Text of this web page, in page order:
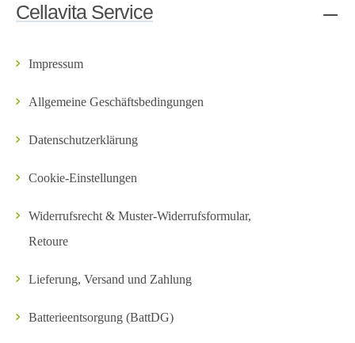
Cellavita Service
Impressum
Allgemeine Geschäftsbedingungen
Datenschutzerklärung
Cookie-Einstellungen
Widerrufsrecht & Muster-Widerrufsformular,
Retoure
Lieferung, Versand und Zahlung
Batterieentsorgung (BattDG)